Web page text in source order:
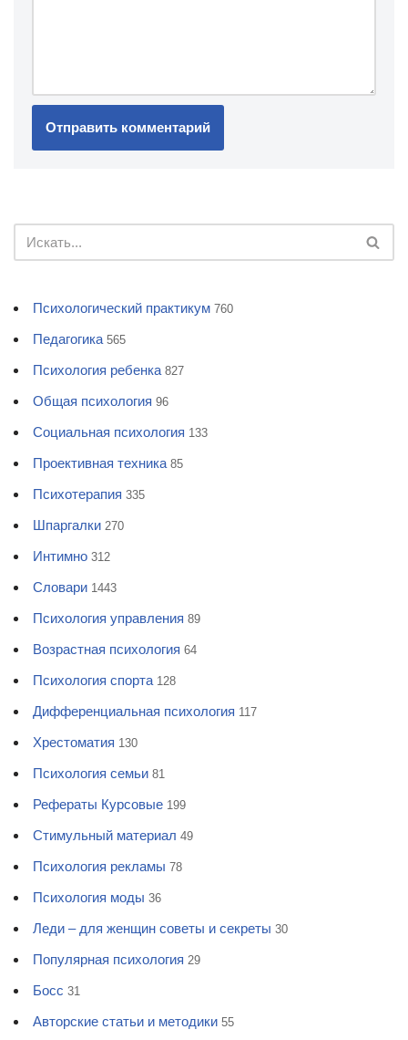
Психологический практикум 760
Педагогика 565
Психология ребенка 827
Общая психология 96
Социальная психология 133
Проективная техника 85
Психотерапия 335
Шпаргалки 270
Интимно 312
Словари 1443
Психология управления 89
Возрастная психология 64
Психология спорта 128
Дифференциальная психология 117
Хрестоматия 130
Психология семьи 81
Рефераты Курсовые 199
Стимульный материал 49
Психология рекламы 78
Психология моды 36
Леди – для женщин советы и секреты 30
Популярная психология 29
Босс 31
Авторские статьи и методики 55